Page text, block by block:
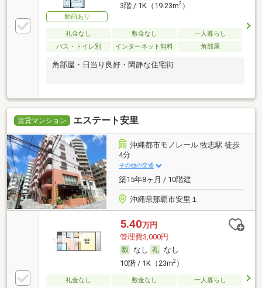
動画あり
3階 / 1K（19.23m2）
礼金なし 敷金なし
一人暮らし
バス・トイレ別
インターネット無料 角部屋
角部屋・日当り良好・閑静な住宅街
賃貸マンション エステート安里
沖縄都市モノレール 牧志駅 徒歩
4分
その他の交通
築15年8ヶ月 / 10階建
沖縄県那覇市安里１
5.40万円
管理費3,000円
なし
なし
10階 / 1K（23m2）
礼金なし 敷金なし
一人暮らし